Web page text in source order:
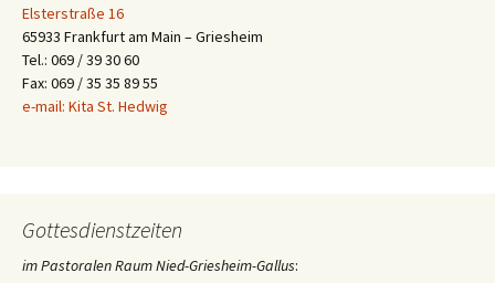
Elsterstraße 16
65933 Frankfurt am Main – Griesheim
Tel.: 069 / 39 30 60
Fax: 069 / 35 35 89 55
e-mail: Kita St. Hedwig
Gottesdienstzeiten
im Pastoralen Raum Nied-Griesheim-Gallus: